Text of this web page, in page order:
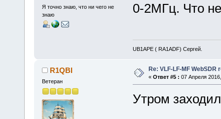
Я точно знаю, что ни чего не
знаю
0-2МГц. Что
UB1APE ( RA1ADF) Сергей.
R1QBI
Ветеран
Re: VLF-LF-MF
« Ответ #5 : 07 Апреля
Утром